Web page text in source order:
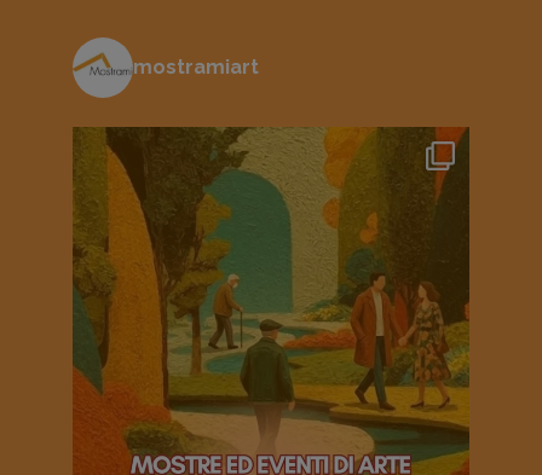
mostramiart